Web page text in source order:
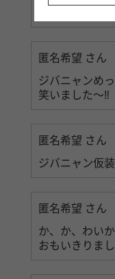
あのジバニャ
匿名希望 さん
ジバニャンめ
笑いました〜‼︎
匿名希望 さん
ジバニャン仮
匿名希望 さん
か、か、わい
おもいきりまし